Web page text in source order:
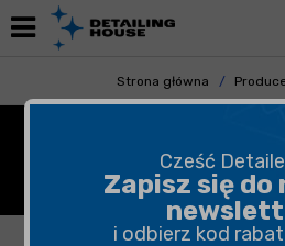
Strona główna
Cześć
Zapisz się do
i odbierz kod